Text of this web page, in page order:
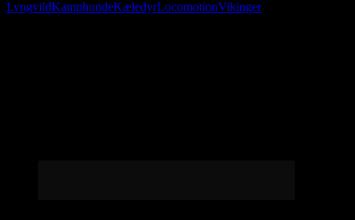
LyngvildKamphundeKæledyrLocomotionVikinger